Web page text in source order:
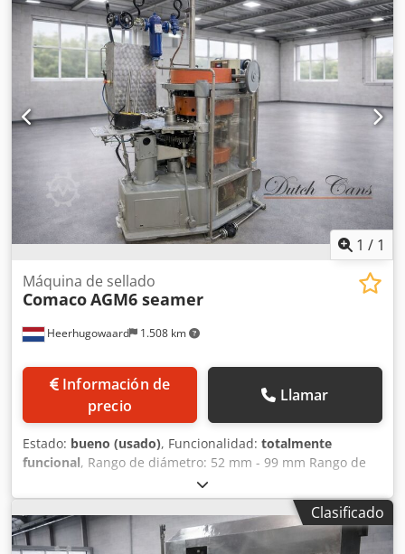
1 / 1
Heerhugowaard 1.508 km
Máquina de sellado
ComacoAGM6 seamer
Información de
precio
Llamar
Estado: bueno (usado), Funcionalidad: totalmente
funcional, Rango de diámetro: 52 mm - 99 mm Rango de
altura: Dwsdpfxswxtybo Aldoa Capacidad de producción:
hasta 500 uds/min N.º de cabezales: 6 Utillaje disponible
para aprox.: 73 mm (otros bajo petición)
Clasificado